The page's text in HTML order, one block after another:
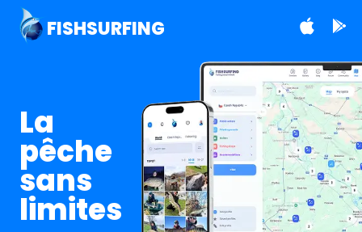
FISHSURFING
La
pêche
sans
limites